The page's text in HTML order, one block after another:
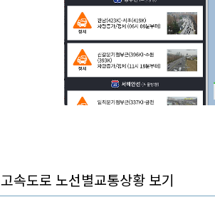
고속도로 노선별교통상황 보기